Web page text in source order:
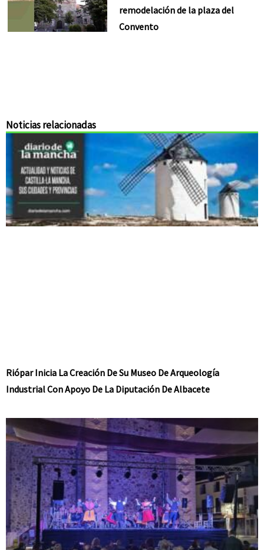
remodelación de la plaza del
Convento
Noticias relacionadas
Riópar Inicia La Creación De Su Museo De Arqueología
Industrial Con Apoyo De La Diputación De Albacete